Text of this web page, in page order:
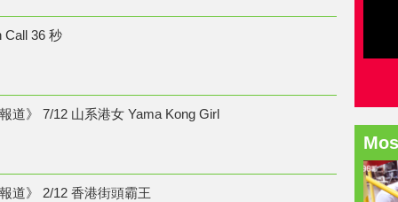
Call 36 秒
道》 7/12 山系港女 Yama Kong Girl
道》 2/12 香港街頭霸王